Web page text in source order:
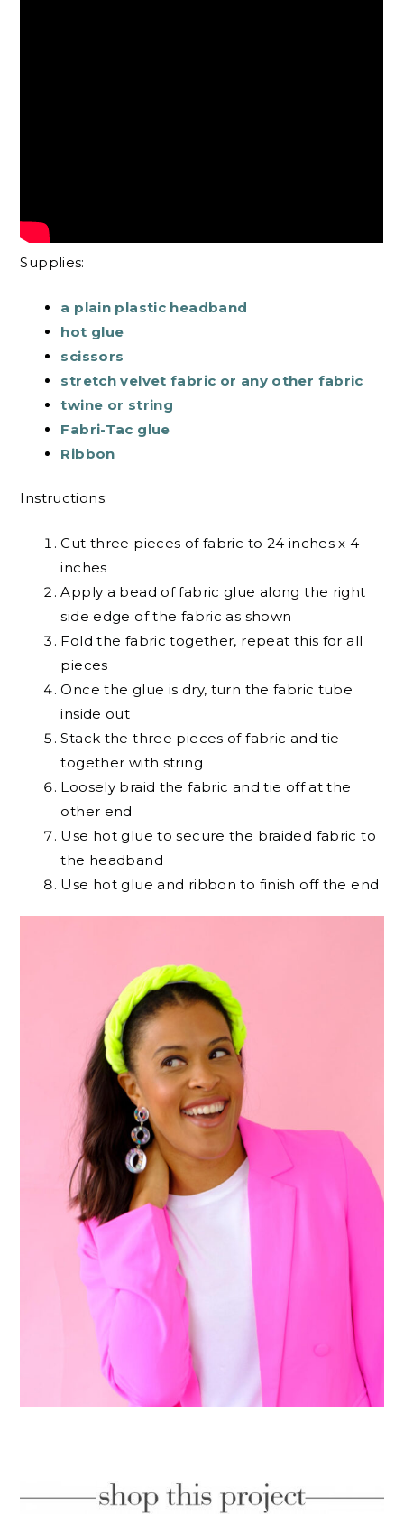
Supplies:
a plain plastic headband
hot glue
scissors
stretch velvet fabric or any other fabric
twine or string
Fabri-Tac glue
Ribbon
Instructions:
Cut three pieces of fabric to 24 inches x 4
inches
Apply a bead of fabric glue along the right
side edge of the fabric as shown
Fold the fabric together, repeat this for all
pieces
Once the glue is dry, turn the fabric tube
inside out
Stack the three pieces of fabric and tie
together with string
Loosely braid the fabric and tie off at the
other end
Use hot glue to secure the braided fabric to
the headband
Use hot glue and ribbon to finish off the end